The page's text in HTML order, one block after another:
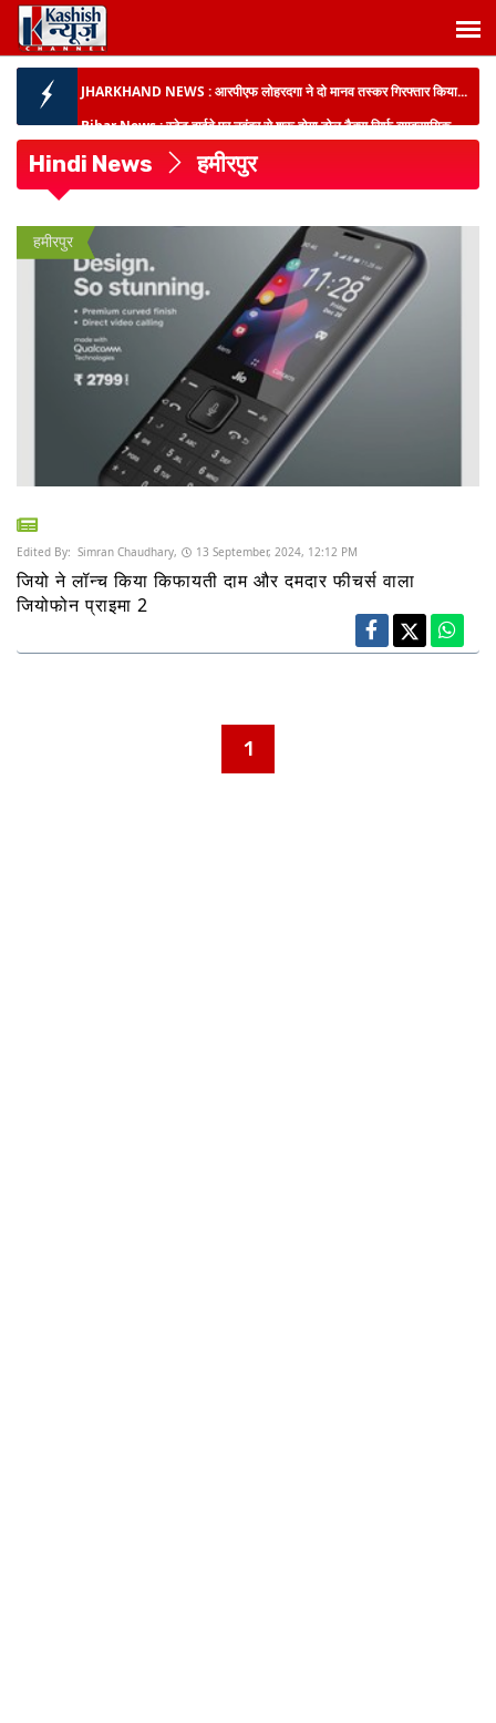
JHARKHAND NEWS :आरपीएफ लोहरदगा ने दो मानव तस्कर गिरफ्तार किया...
Bihar News :स्टेट हाईवे पर नवंबर से शुरू होगा टोल टैक्स,सिर्फ व्यावसायिक
वाहनों से होगी...
विश्व स्तनपान सप्ताह 2026 :बोकारो स्थित मुस्कान हॉस्पिटल में सेमिनार, नवजात के
बेहतर स्वास्थ्य के लिए ...
Jharkhand News :
नहीं मिल रही छात्रवृत्ति,अधर में लटका छात्रों का भविष्य...
BIHAR NEWS : पटना HC ने न्यायिक अकादमी के पास अतिक्रमण मामले पर की
सुनवाई, राज्य सरकार स...
BIG BREAKING :
बिहार में 51,600 करोड़ के निवेश पर हुए MOU,स्टील हब
बनाने की तैयारी तेज...
Hindi News हमीरपुर
हमीरपुर
Edited By: Simran Chaudhary, 13 September, 2024, 12:12 PM
जियो ने लॉन्च किया किफायती दाम और दमदार फीचर्स वाला
जियोफोन प्राइमा 2
1